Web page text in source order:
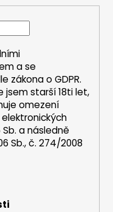
a se
zákona oGDPR.
jsem starší 18ti let,
omezení
a následně
Sb., č. 274/2008